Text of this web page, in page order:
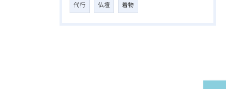
代行 仏壇 着物